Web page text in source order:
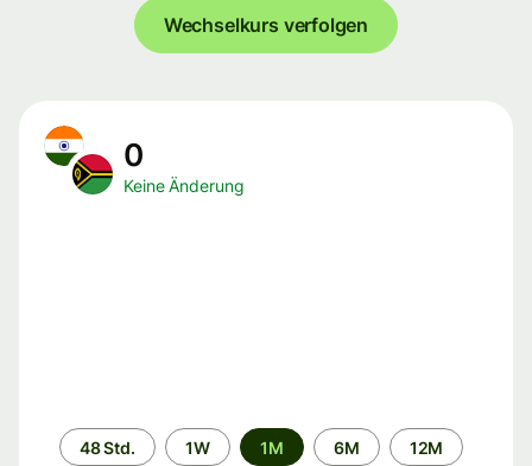
Wechselkurs verfolgen
0
Keine Änderung
Zeitraum
48 Std. 1W 1M 6M 12M